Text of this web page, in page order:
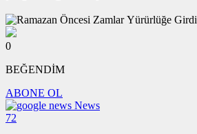
0
BEĞENDİM
ABONE OL
News
72